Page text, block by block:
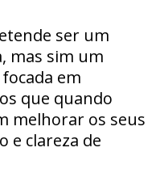
ser um
mas sim um
em
que quando
melhorar os seus
e clareza de